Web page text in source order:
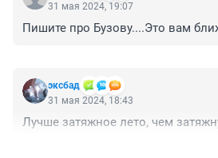
31 мая 2024, 19:07
Пишите про Бузову....Это вам
эксбад
31 мая 2024, 18:43
Лучше затяжное лето, чем